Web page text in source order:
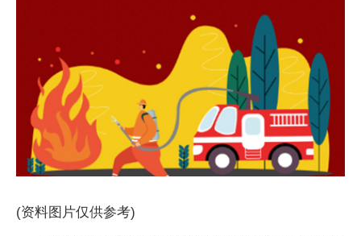
(资料图片仅供参考)